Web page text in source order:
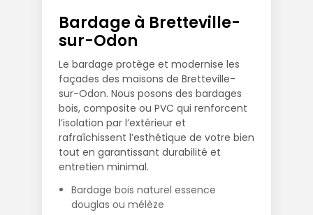
Bardage à Bretteville-
sur-Odon
Le bardage protège et modernise les
façades des maisons de Bretteville-
sur-Odon. Nous posons des bardages
bois, composite ou PVC qui renforcent
l’isolation par l’extérieur et
rafraîchissent l’esthétique de votre bien
tout en garantissant durabilité et
entretien minimal.
Bardage bois naturel essence
douglas ou mélèze